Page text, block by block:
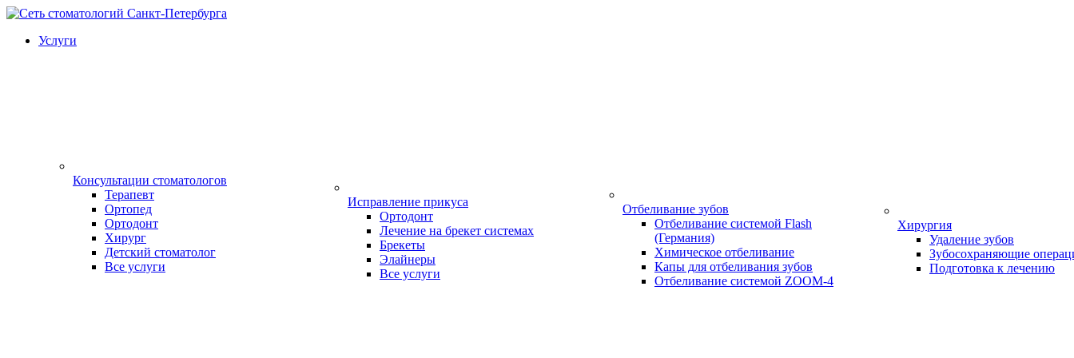
Услуги
Консультации стоматологов
Терапевт
Ортопед
Ортодонт
Хирург
Детский стоматолог
Все услуги
Исправление прикуса
Ортодонт
Лечение на брекет системах
Брекеты
Элайнеры
Все услуги
Отбеливание зубов
Отбеливание системой Flash
(Германия)
Химическое отбеливание
Капы для отбеливания зубов
Отбеливание системой ZOOM-4
Хирургия
Удаление зубов
Зубосохраняющие
Подготовка к лечению